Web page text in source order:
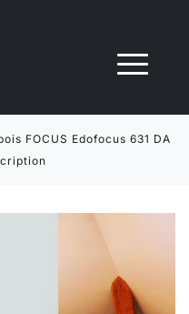
FOCUS Edofocus 631 DA